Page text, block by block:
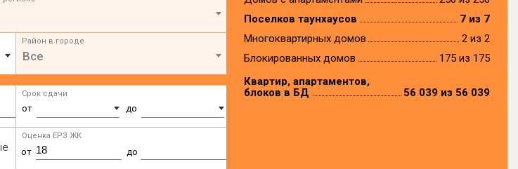
Район в городе
Все
Срок сдачи
от до
Оценка ЕРЗ ЖК
от до
Поселков таунхаусов
7 из 7
Многоквартирных домов
2 из 2
Блокированных домов
175 из 175
Квартир, апартаментов,
блоков в БД
56 039 из 56 039